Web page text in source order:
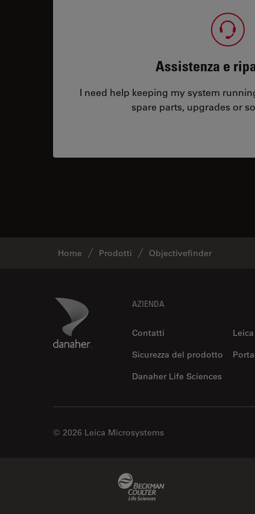
Assistenza e
I need help keeping my system
spare parts, upgrades or
Home Prodotti Objectivefinder
Danaher Logo AZIENDA
Contatti
Sicurezza del prodotto
Danaher Life Sciences
© 2026 Leica Microsystems